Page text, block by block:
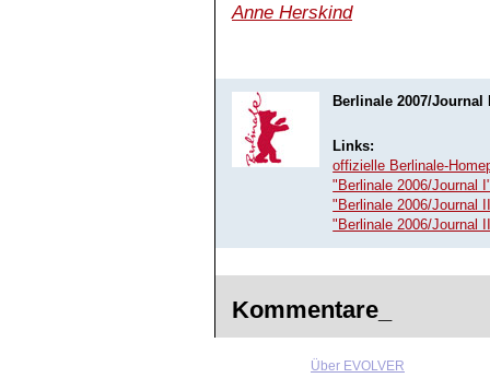
Anne Herskind
Berlinale 2007/Journal
Links:
offizielle Berlinale-
"Berlinale 2006/Journal
"Berlinale 2006/Journal
"Berlinale 2006/Journal
Kommentare_
Über EVOLVER